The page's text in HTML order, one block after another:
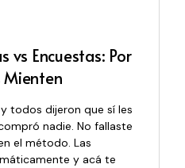
vs Encuestas: Por
Mienten
todos dijeron que sí les
nadie. No fallaste
el método. Las
y acá te